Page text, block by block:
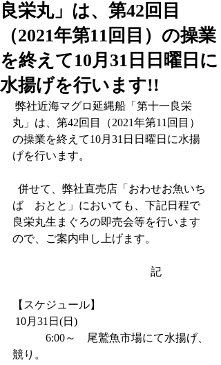
​2017年12月、経済産業省より認定されました
良栄丸」は、第42回目
（2021年第11回目）の操業
を終えて10月31日日曜日に
水揚げを行います!!
丸」は、第42回目（2021年第11回目）
の操業を終えて10月31日日曜日に水揚
げを行います。
ば　おとと」においても、下記日程で
良栄丸生まぐろの即売会等を行います
ので、ご案内申し上げます。
                                              　記
【スケジュール】
10月31日(日)
競り。